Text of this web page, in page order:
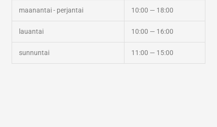
maanantai - perjantai 10:00 — 18:00
lauantai 10:00 — 16:00
sunnuntai 11:00 — 15:00